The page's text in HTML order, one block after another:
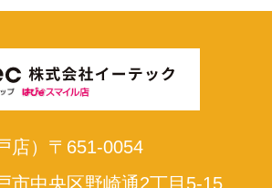
店）〒651-0054
市中央区野崎通2丁目5-15